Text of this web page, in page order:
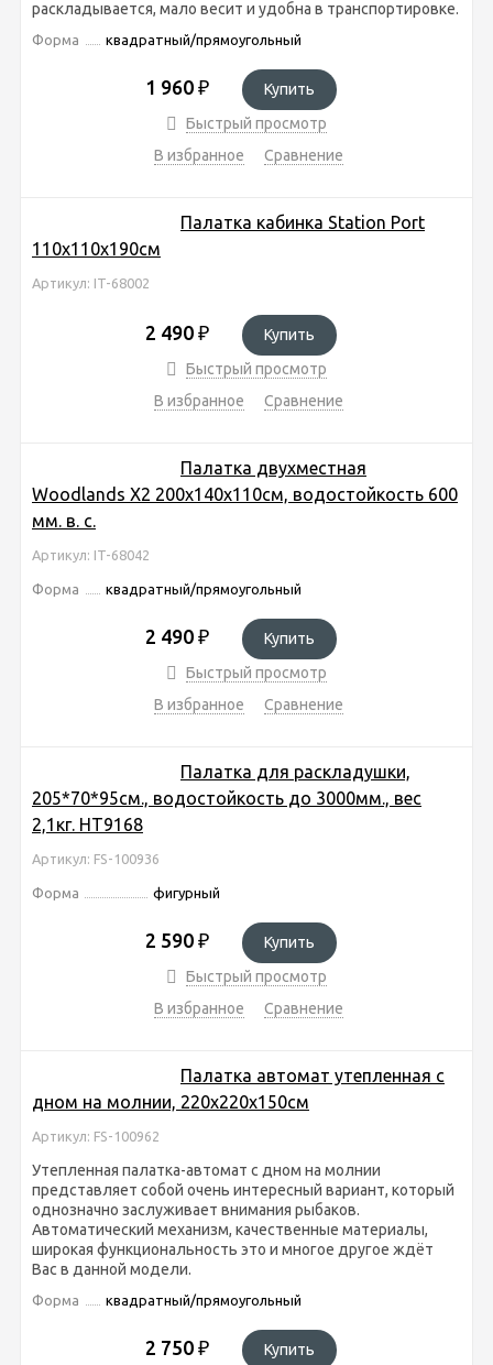
раскладывается, мало весит и удобна в транспортировке.
Форма квадратный/прямоугольный
1 960 ₽
Купить
Быстрый просмотр
В избранное
Сравнение
Палатка кабинка Station Port
110х110х190см
Артикул: IT-68002
2 490 ₽
Купить
Быстрый просмотр
В избранное
Сравнение
Палатка двухместная
Woodlands Х2 200х140х110см, водостойкость 600
мм. в. с.
Артикул: IT-68042
Форма квадратный/прямоугольный
2 490 ₽
Купить
Быстрый просмотр
В избранное
Сравнение
Палатка для раскладушки,
205*70*95см., водостойкость до 3000мм., вес
2,1кг. HT9168
Артикул: FS-100936
Форма фигурный
2 590 ₽
Купить
Быстрый просмотр
В избранное
Сравнение
Палатка автомат утепленная с
дном на молнии, 220x220x150см
Артикул: FS-100962
Утепленная палатка-автомат с дном на молнии
представляет собой очень интересный вариант, который
однозначно заслуживает внимания рыбаков.
Автоматический механизм, качественные материалы,
широкая функциональность это и многое другое ждёт
Вас в данной модели.
Форма квадратный/прямоугольный
2 750 ₽
Купить